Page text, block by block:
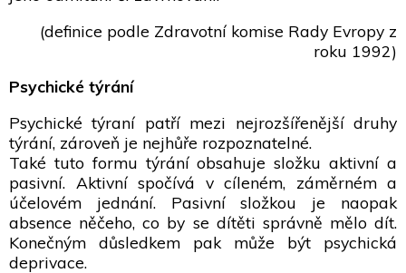
(definice podle Zdravotní komise Rady Evropy z
roku 1992)
Psychické týrání
Psychické týraní patří mezi nejrozšířenější druhy
týrání, zároveň je nejhůře rozpoznatelné.
Také tuto formu týrání obsahuje složku aktivní a
pasivní. Aktivní spočívá v cíleném, záměrném a
účelovém jednání. Pasivní složkou je naopak
absence něčeho, co by se dítěti správně mělo dít.
Konečným důsledkem pak může být psychická
deprivace.